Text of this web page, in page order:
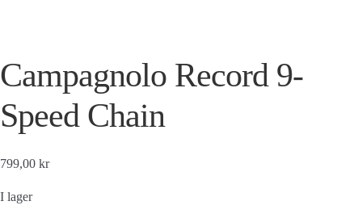
Campagnolo Record 9-
Speed Chain
799,00 kr
I lager